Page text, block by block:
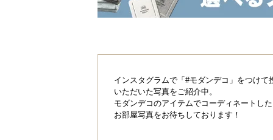
インスタグラムで「#モダンデコ」をつけて
いただいた写真をご紹介中。
モダンデコのアイテムでコーディネートし
お部屋写真をお待ちしております！